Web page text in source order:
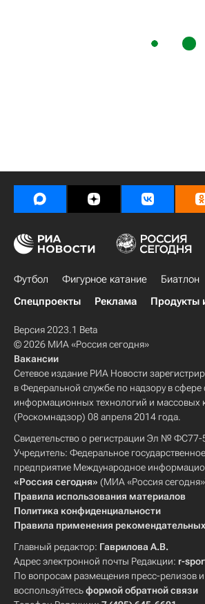
Футбол Фигурное катание Биатлон
Спецпроекты
Реклама Продукты
Версия 2023.1 Beta
© 2026 МИА «Россия сегодня»
Вакансии
Сетевое издание РИА Новости
в Федеральной службе по надзору в сфере
информационных технологий и массовых
(Роскомнадзор) 08 апреля 2014 года.
Свидетельство о регистрации Эл № ФС77-
Учредитель: Федеральное
предприятие Международное
«Россия сегодня» (МИА «Россия
Правила использования материалов
Политика конфиденциальности
Правила применения
Главный редактор: Гаврилова А.В.
Адрес электронной почты Редакции: r-
По вопросам размещения пресс-релизов
воспользуйтесьформой обратной связи